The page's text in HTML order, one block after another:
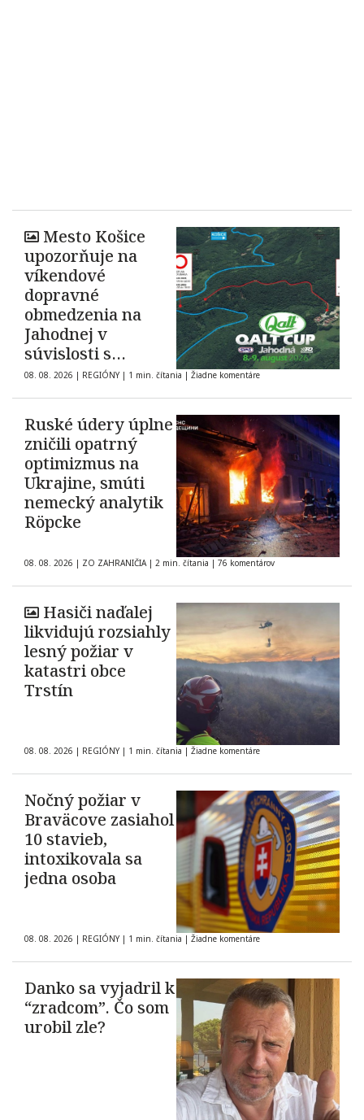
Mesto Košice
upozorňuje na
víkendové
dopravné
obmedzenia na
Jahodnej v
súvislosti s
automobilovými
pretekmi
08. 08. 2026 | REGIÓNY | 1 min. čítania | Žiadne komentáre
Ruské údery úplne
zničili opatrný
optimizmus na
Ukrajine, smúti
nemecký analytik
Röpcke
08. 08. 2026 | ZO ZAHRANIČIA | 2 min. čítania | 76 komentárov
Hasiči naďalej
likvidujú rozsiahly
lesný požiar v
katastri obce
Trstín
08. 08. 2026 | REGIÓNY | 1 min. čítania | Žiadne komentáre
Nočný požiar v
Braväcove zasiahol
10 stavieb,
intoxikovala sa
jedna osoba
08. 08. 2026 | REGIÓNY | 1 min. čítania | Žiadne komentáre
Danko sa vyjadril k
“zradcom”. Čo som
urobil zle?